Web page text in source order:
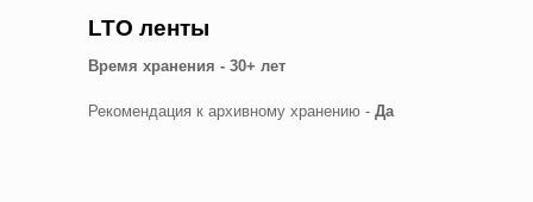
LTO ленты
Время хранения - 30+ лет
Рекомендация к архивному хранению - Да